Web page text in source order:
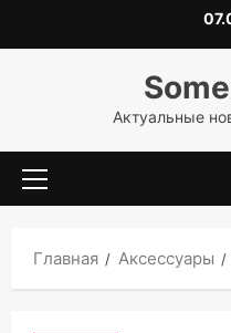
к
Актуальные
Основное
Главная Аксессуары